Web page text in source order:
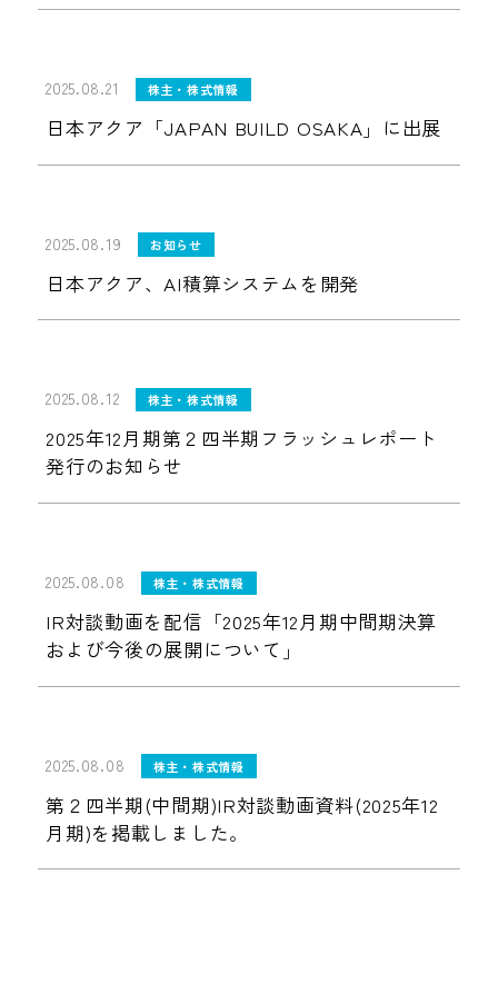
2025.08.21 株主・株式情報
日本アクア「JAPAN BUILD OSAKA」に出展
2025.08.19 お知らせ
日本アクア、AI積算システムを開発
2025.08.12 株主・株式情報
2025年12月期第２四半期フラッシュレポート
発行のお知らせ
2025.08.08 株主・株式情報
IR対談動画を配信「2025年12月期中間期決算
および今後の展開について」
2025.08.08 株主・株式情報
第２四半期(中間期)IR対談動画資料(2025年12
月期)を掲載しました。